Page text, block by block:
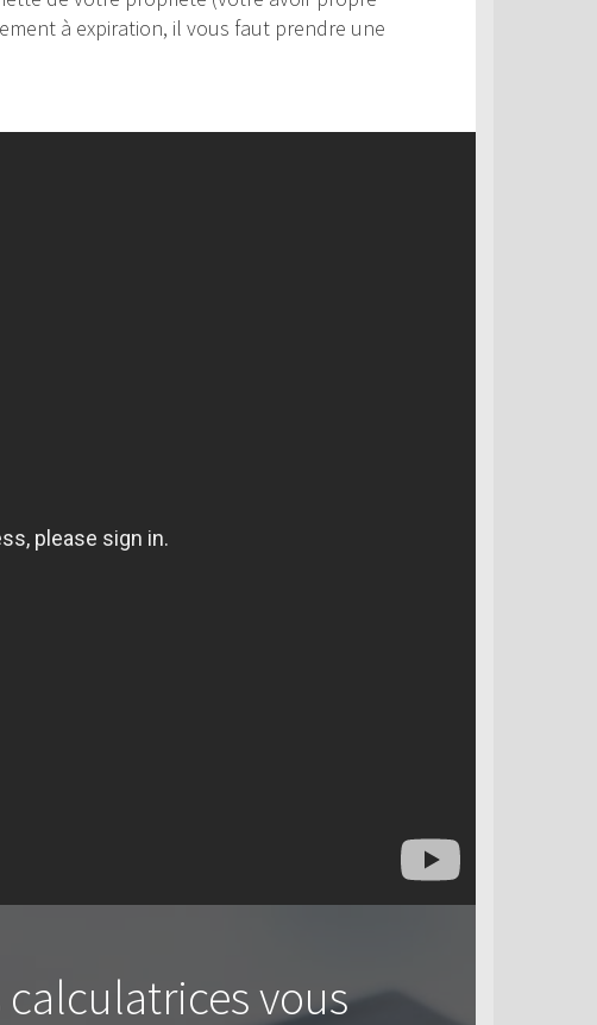
à expiration, il vous faut prendre une
calculatrices vous